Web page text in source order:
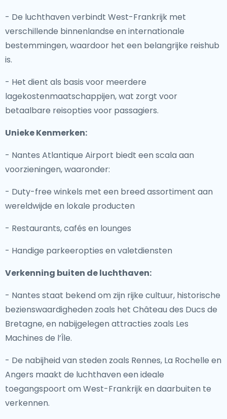
- De luchthaven verbindt West-Frankrijk met
verschillende binnenlandse en internationale
bestemmingen, waardoor het een belangrijke reishub
is.
- Het dient als basis voor meerdere
lagekostenmaatschappijen, wat zorgt voor
betaalbare reisopties voor passagiers.
Unieke Kenmerken:
- Nantes Atlantique Airport biedt een scala aan
voorzieningen, waaronder:
- Duty-free winkels met een breed assortiment aan
wereldwijde en lokale producten
- Restaurants, cafés en lounges
- Handige parkeeropties en valetdiensten
Verkenning buiten de luchthaven:
- Nantes staat bekend om zijn rijke cultuur, historische
bezienswaardigheden zoals het Château des Ducs de
Bretagne, en nabijgelegen attracties zoals Les
Machines de l’Île.
- De nabijheid van steden zoals Rennes, La Rochelle en
Angers maakt de luchthaven een ideale
toegangspoort om West-Frankrijk en daarbuiten te
verkennen.